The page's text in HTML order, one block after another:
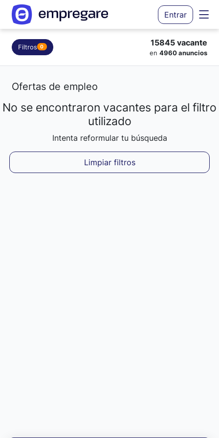
Entrar
Filtros 0 15845 vacante
en 4960 anuncios
Ofertas de empleo
No se encontraron vacantes para el filtro
utilizado
Intenta reformular tu búsqueda
Limpiar filtros